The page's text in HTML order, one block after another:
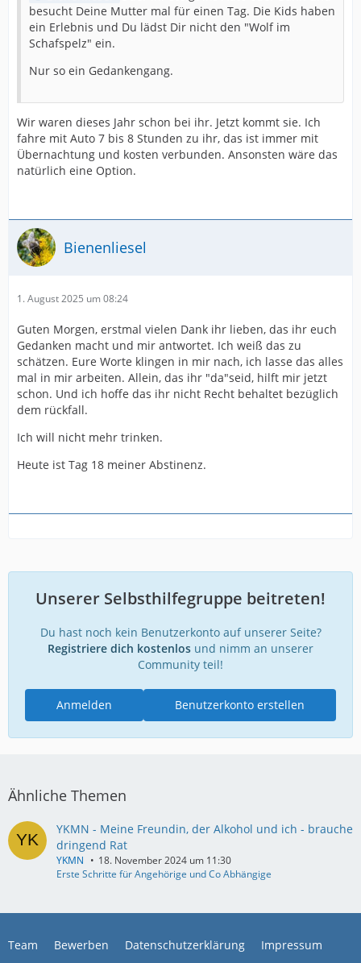
besucht Deine Mutter mal für einen Tag. Die Kids haben
ein Erlebnis und Du lädst Dir nicht den "Wolf im
Schafspelz" ein.
Nur so ein Gedankengang.
Wir waren dieses Jahr schon bei ihr. Jetzt kommt sie. Ich
fahre mit Auto 7 bis 8 Stunden zu ihr, das ist immer mit
Übernachtung und kosten verbunden. Ansonsten wäre das
natürlich eine Option.
Bienenliesel
1. August 2025 um 08:24
Guten Morgen, erstmal vielen Dank ihr lieben, das ihr euch
Gedanken macht und mir antwortet. Ich weiß das zu
schätzen. Eure Worte klingen in mir nach, ich lasse das alles
mal in mir arbeiten. Allein, das ihr "da"seid, hilft mir jetzt
schon. Und ich hoffe das ihr nicht Recht behaltet bezüglich
dem rückfall.
Ich will nicht mehr trinken.
Heute ist Tag 18 meiner Abstinenz.
Unserer Selbsthilfegruppe beitreten!
Du hast noch kein Benutzerkonto auf unserer Seite?
Registriere dich kostenlos und nimm an unserer
Community teil!
Benutzerkonto erstellen
Anmelden
Ähnliche Themen
YKMN - Meine Freundin, der Alkohol und ich - brauche
dringend Rat
YKMN
18. November 2024 um 11:30
Erste Schritte für Angehörige und Co Abhängige
Team Bewerben Datenschutzerklärung Impressum